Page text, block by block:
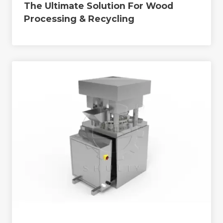
The Ultimate Solution For Wood
Processing & Recycling